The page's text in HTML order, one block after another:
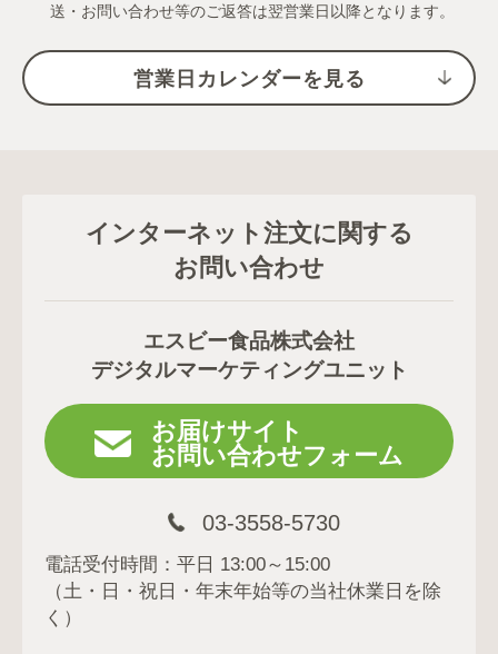
送・お問い合わせ等のご返答は翌営業日以降となります。
営業日カレンダーを見る
インターネット注文に関する
お問い合わせ
エスビー食品株式会社
デジタルマーケティングユニット
お届けサイト
お問い合わせフォーム
03-3558-5730
電話受付時間：平日 13:00～15:00
（土・日・祝日・年末年始等の当社休業日を除
く）